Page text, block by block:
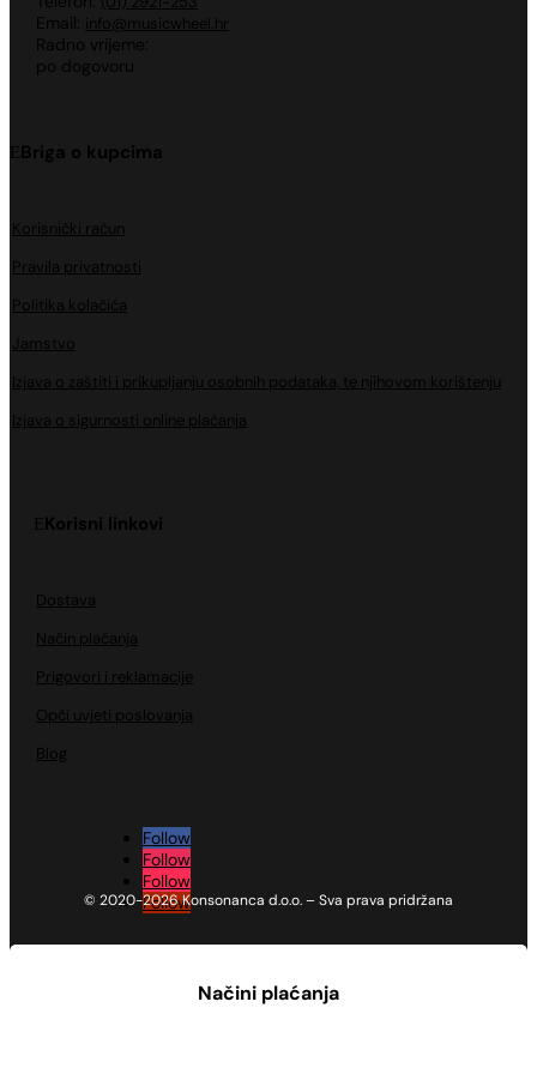
Email: info@musicwheel.hr
Radno vrijeme:
po dogovoru
Briga o kupcima
Korisnički račun
Pravila privatnosti
Politika kolačića
Jamstvo
Izjava o zaštiti i prikupljanju osobnih podataka, te njihovom korištenju
Izjava o sigurnosti online plaćanja
Korisni linkovi
Dostava
Način plaćanja
Prigovori i reklamacije
Opći uvjeti poslovanja
Blog
Follow
Follow
Follow
Follow
© 2020-2026 Konsonanca d.o.o. – Sva prava pridržana
Načini plaćanja